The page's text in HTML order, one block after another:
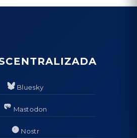
Bluesky
Mastodon
Nostr